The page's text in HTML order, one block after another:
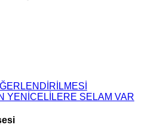
YENİCELİLERE SELAM VAR